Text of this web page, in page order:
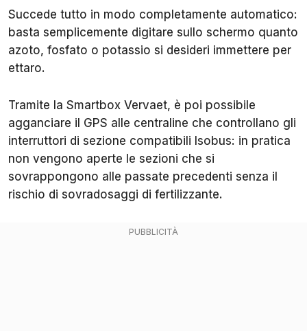
Succede tutto in modo completamente automatico:
basta semplicemente digitare sullo schermo quanto
azoto, fosfato o potassio si desideri immettere per
ettaro.
Tramite la Smartbox Vervaet, è poi possibile
agganciare il GPS alle centraline che controllano gli
interruttori di sezione compatibili Isobus: in pratica
non vengono aperte le sezioni che si
sovrappongono alle passate precedenti senza il
rischio di sovradosaggi di fertilizzante.